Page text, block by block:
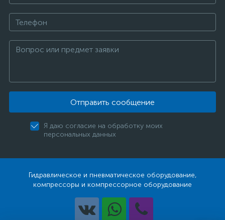
Отправить сообщение
Я даю согласие на обработку моих
персональных данных
Гидравлическое и пневматическое оборудование,
компрессоры и компрессорное оборудование